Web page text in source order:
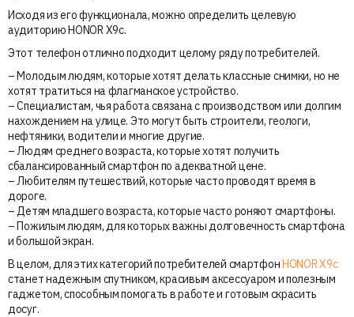
Исходя из его функционала, можно определить целевую
аудиторию HONOR X9c.
Этот телефон отлично подходит целому ряду потребителей.
– Молодым людям, которые хотят делать классные снимки, но не
хотят тратиться на флагманское устройство.
– Специалистам, чья работа связана с производством или долгим
нахождением на улице. Это могут быть строители, геологи,
нефтяники, водители и многие другие.
– Людям среднего возраста, которые хотят получить
сбалансированный смартфон по адекватной цене.
– Любителям путешествий, которые часто проводят время в
дороге.
– Детям младшего возраста, которые часто роняют смартфоны.
– Пожилым людям, для которых важны долговечность смартфона
и большой экран.
В целом, для этих категорий потребителей смартфонHONOR X9c
станет надежным спутником, красивым аксессуаром и полезным
гаджетом, способным помогать в работе и готовым скрасить
досуг.